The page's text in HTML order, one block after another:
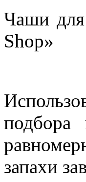
Чaши для
Shop»
подбора
запахи